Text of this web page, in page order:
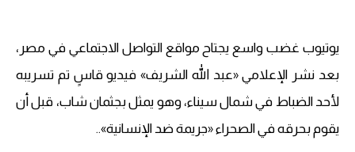
يوتيوب غضب واسع يجتاح مواقع التواصل الاجتماعي في مصر،
بعد نشر الإعلامي «عبد الله الشريف» فيديو قاسٍ تم تسريبه
لأحد الضباط في شمال سيناء، وهو يمثل بجثمان شاب، قبل أن
يقوم بحرقه في الصحراء «جريمة ضد الإنسانية»..